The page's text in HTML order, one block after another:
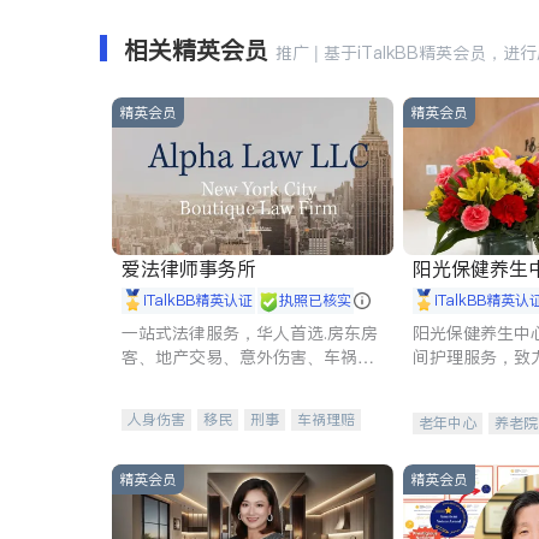
相关精英会员 推广 | 基于iTalkBB精英会员，进
精英会员
爱法律师事务所
iTalkBB精英认证 执照已核实
一站式法律服务，华人首选.房东房
客、地产交易、意外伤害、车祸重
人身伤害 移民 刑事
车祸理赔
商标注册
索赔 律师-其它 保释
精英会员
阳光保健养生
iTalkBB精英认
阳光保健养生中
间护理服务，致
老年中心 养老院
精英会员 精英会员